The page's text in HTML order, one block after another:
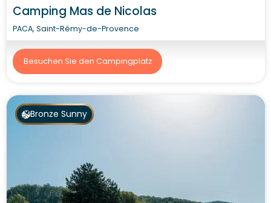
Camping Mas de Nicolas
PACA, Saint-Rémy-de-Provence
Besuchen Sie den Campingplatz
Bronze Sunny